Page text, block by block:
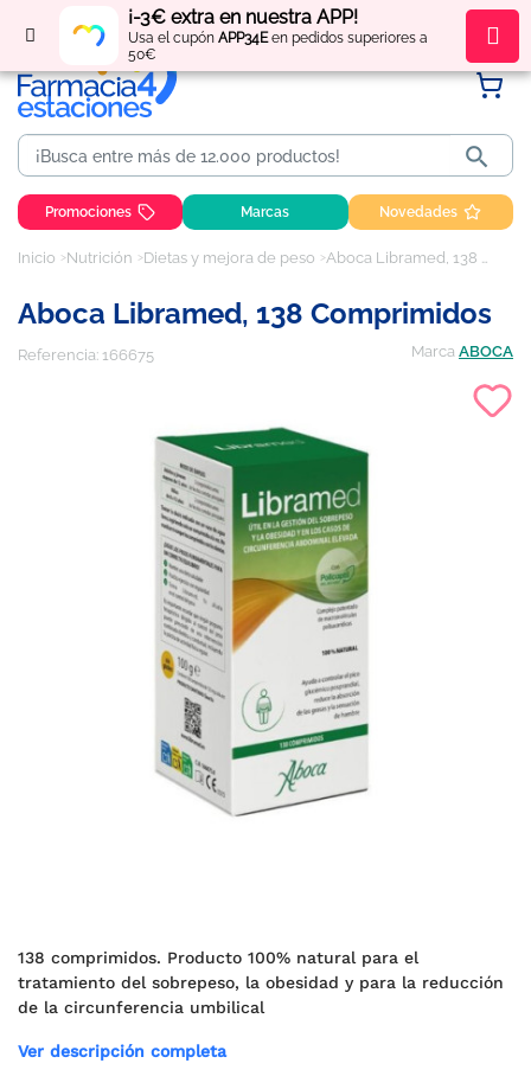
¡-3€ extra en nuestra APP!
Usa el cupón APP34Een pedidos superiores a
50€
Regístratey obténpuntos por tus compras

Promociones Marcas Novedades
Inicio Nutrición Dietas y mejora de peso Aboca Libramed, 138 comprimidos
Aboca Libramed, 138 Comprimidos
Referencia: 166675 Marca ABOCA
138 comprimidos. Producto 100% natural para el
tratamiento del sobrepeso, la obesidad y para la reducción
de la circunferencia umbilical
Ver descripción completa